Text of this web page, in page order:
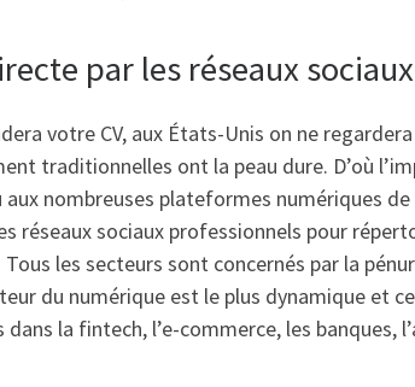
par les réseaux sociaux
votre CV, aux États-Unis on ne
traditionnelles ont la peau dure. D’où
nombreuses plateformes numériques
réseaux sociaux professionnels pour
les secteurs sont concernés par la
du numérique est le plus dynamique et
la fintech, l’e-commerce, les banques,